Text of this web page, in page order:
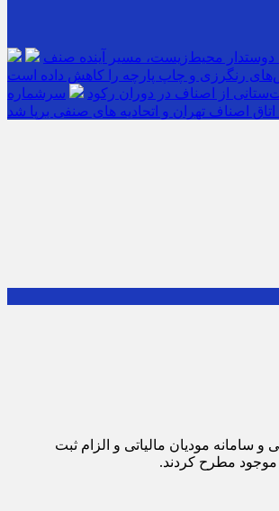
محیط‌زیست، مسیر آینده صنف
رنگرزی و چاپ پارچه را کاهش داده است
از اصناف در دوران رکود
اصناف تهران و اتحادیه های صنفی برپا شد
مودیان مالیاتی و الزام ثبت
موجود مطرح کردند.